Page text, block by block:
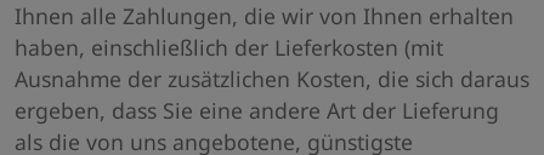
Ihnen alle Zahlungen, die wir von Ihnen erhalten
haben, einschließlich der Lieferkosten (mit
Ausnahme der zusätzlichen Kosten, die sich daraus
ergeben, dass Sie eine andere Art der Lieferung
als die von uns angebotene, günstigste